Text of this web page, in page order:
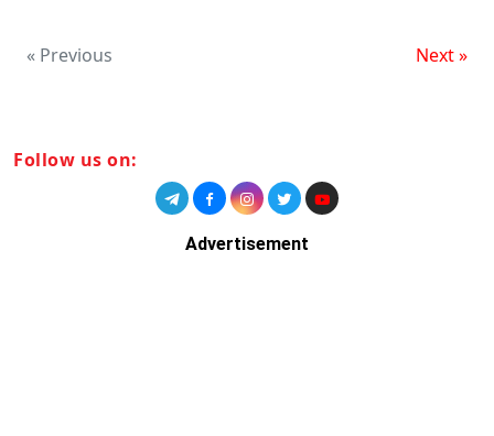
« Previous Next »
Follow us on:
Advertisement